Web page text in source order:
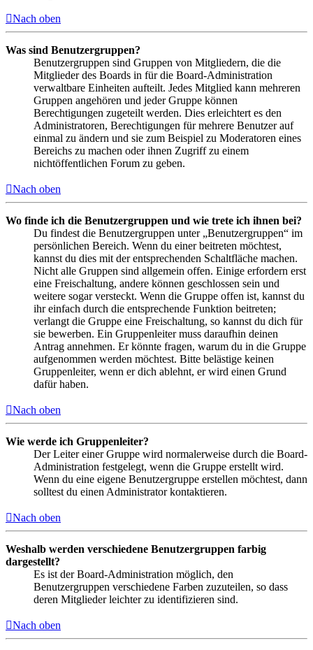
Nach oben
Was sind Benutzergruppen?
Benutzergruppen sind Gruppen von Mitgliedern, die die
Mitglieder des Boards in für die Board-Administration
verwaltbare Einheiten aufteilt. Jedes Mitglied kann mehreren
Gruppen angehören und jeder Gruppe können
Berechtigungen zugeteilt werden. Dies erleichtert es den
Administratoren, Berechtigungen für mehrere Benutzer auf
einmal zu ändern und sie zum Beispiel zu Moderatoren eines
Bereichs zu machen oder ihnen Zugriff zu einem
nichtöffentlichen Forum zu geben.
Nach oben
Wo finde ich die Benutzergruppen und wie trete ich ihnen bei?
Du findest die Benutzergruppen unter „Benutzergruppen“ im
persönlichen Bereich. Wenn du einer beitreten möchtest,
kannst du dies mit der entsprechenden Schaltfläche machen.
Nicht alle Gruppen sind allgemein offen. Einige erfordern erst
eine Freischaltung, andere können geschlossen sein und
weitere sogar versteckt. Wenn die Gruppe offen ist, kannst du
ihr einfach durch die entsprechende Funktion beitreten;
verlangt die Gruppe eine Freischaltung, so kannst du dich für
sie bewerben. Ein Gruppenleiter muss daraufhin deinen
Antrag annehmen. Er könnte fragen, warum du in die Gruppe
aufgenommen werden möchtest. Bitte belästige keinen
Gruppenleiter, wenn er dich ablehnt, er wird einen Grund
dafür haben.
Nach oben
Wie werde ich Gruppenleiter?
Der Leiter einer Gruppe wird normalerweise durch die Board-
Administration festgelegt, wenn die Gruppe erstellt wird.
Wenn du eine eigene Benutzergruppe erstellen möchtest, dann
solltest du einen Administrator kontaktieren.
Nach oben
Weshalb werden verschiedene Benutzergruppen farbig
dargestellt?
Es ist der Board-Administration möglich, den
Benutzergruppen verschiedene Farben zuzuteilen, so dass
deren Mitglieder leichter zu identifizieren sind.
Nach oben